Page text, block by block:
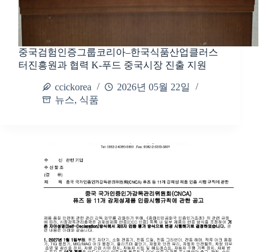
중국검험인증그룹코리아–한국식품산업클러스
터진흥원과 협력 K-푸드 중국시장 진출 지원
ccickorea
2026년 05월 22일
뉴스, 식품